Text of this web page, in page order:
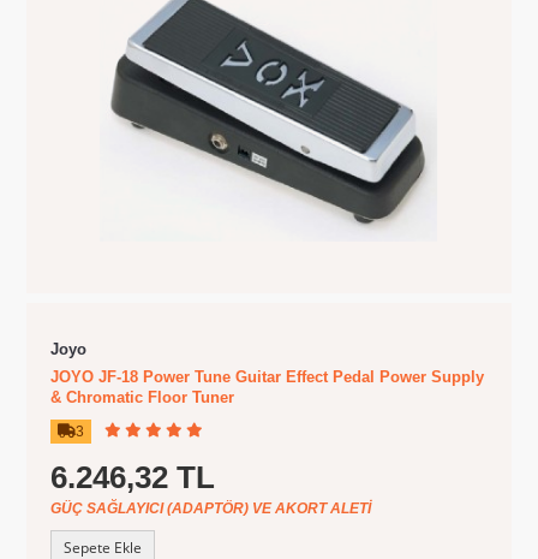
Joyo
JOYO JF-18 Power Tune Guitar Effect Pedal Power Supply
& Chromatic Floor Tuner
3
6.246,32 TL
GÜÇ SAĞLAYICI (ADAPTÖR) VE AKORT ALETI
Sepete Ekle